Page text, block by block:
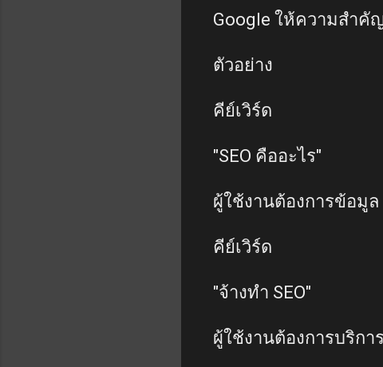
Google ให้ความสำคั
ตัวอย่าง
คีย์เวิร์ด
"SEO คืออะไร"
ผู้ใช้งานต้องการข้อมูล
คีย์เวิร์ด
"จ้างทำ SEO"
ผู้ใช้งานต้องการบริการ